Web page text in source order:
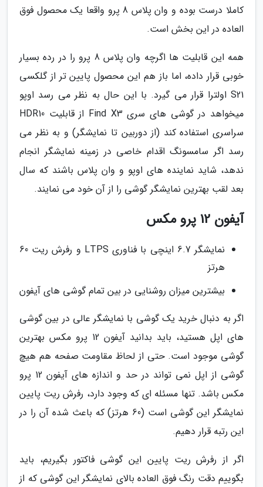
کاملا درست بوده و وان پلاس 8 پرو واقعا یک محصول فوق
العاده در این بخش است.
همه این قابلیت ها اگرچه وان پلاس 8 پرو را در رده بسیار
خوبی قرار داده، اما باز هم این محصول پایین تر از گلکسی
S21 اولترا قرار می گیرد. با این حال به نظر می رسد اوپو
میخواهد در گوشی های سری Find X3 از قابلیت HDR10
سراسری استفاده کند (از دوربین تا نمایشگر) و به نظر می
رسد اگر سامسونگ اقدام خاصی در زمینه نمایشگر انجام
ندهد، شاید نماینده های اوپو و وان پلاس باشند که سال
بعد لقب بهترین نمایشگر گوشی را از آن خود می نمایند.
آیفون 12 پرو مکس
نمایشگر 6.7 اینچی با فناوری LTPS و رفرش ریت 60
هرتز
بیشترین میزان روشنایی در بین تمام گوشی های آیفون
اگر به دنبال خرید یک گوشی با نمایشگر عالی در بین گوشی
های اپل هستید، باید بدانید آیفون 12 پرو مکس بهترین
گوشی موجود است. حتی از لحاظ مقاومت صفحه هم هیچ
گوشی از اپل نمی تواند در حد و اندازه های آیفون 12 پرو
مکس باشد. تنها مسئله ای که وجود دارد، رفرش ریت پایین
نمایشگر این گوشی است (60 هرتز) که باعث شده آن را در
این رتبه قرار دهیم.
اگر از رفرش ریت پایین این گوشی فاکتور بگیریم، باید
بگوییم دقت رنگ فوق العاده بالای نمایشگر این گوشی که از